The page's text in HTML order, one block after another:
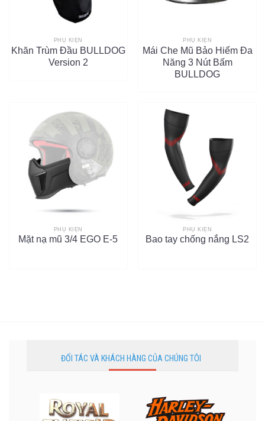
PHỤ KIỆN
Khăn Trùm Đầu BULLDOG
Version 2
PHỤ KIỆN
Mái Che Mũ Bảo Hiểm Đa
Năng 3 Nút Bấm
BULLDOG
PHỤ KIỆN
Mặt nạ mũ 3/4 EGO E-5
PHỤ KIỆN
Bao tay chống nắng LS2
ĐỐI TÁC VÀ KHÁCH HÀNG CỦA CHÚNG TÔI